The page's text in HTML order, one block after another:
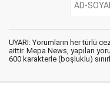
UYARI: Yorumların her türlü
aittir. Mepa News, yapılan
600 karakterle (boşluklu)